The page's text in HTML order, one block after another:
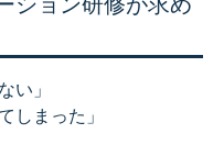
い」
しまった」